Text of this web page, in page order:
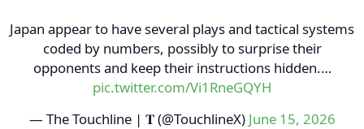
Japan appear to have several plays and tactical systems
coded by numbers, possibly to surprise their
opponents and keep their instructions hidden.…
pic.twitter.com/Vi1RneGQYH
— The Touchline | 𝐓 (@TouchlineX) June 15, 2026